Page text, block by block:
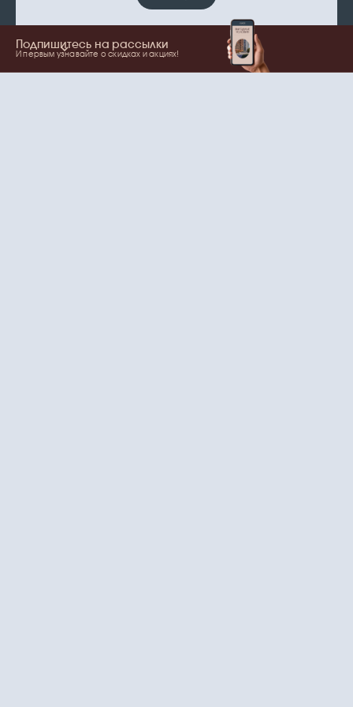
Подпишитесь на рассылки
И первым узнавайте о скидках и акциях!